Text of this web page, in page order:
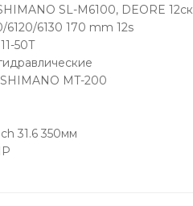
SL-M6100, DEORE 12ск
6130 170 mm 12s
50T
MT-200
31.6 350мм